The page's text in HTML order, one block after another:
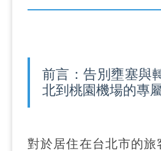
前言：告別壅塞與
北到桃園機場的專
對於居住在台北市的旅